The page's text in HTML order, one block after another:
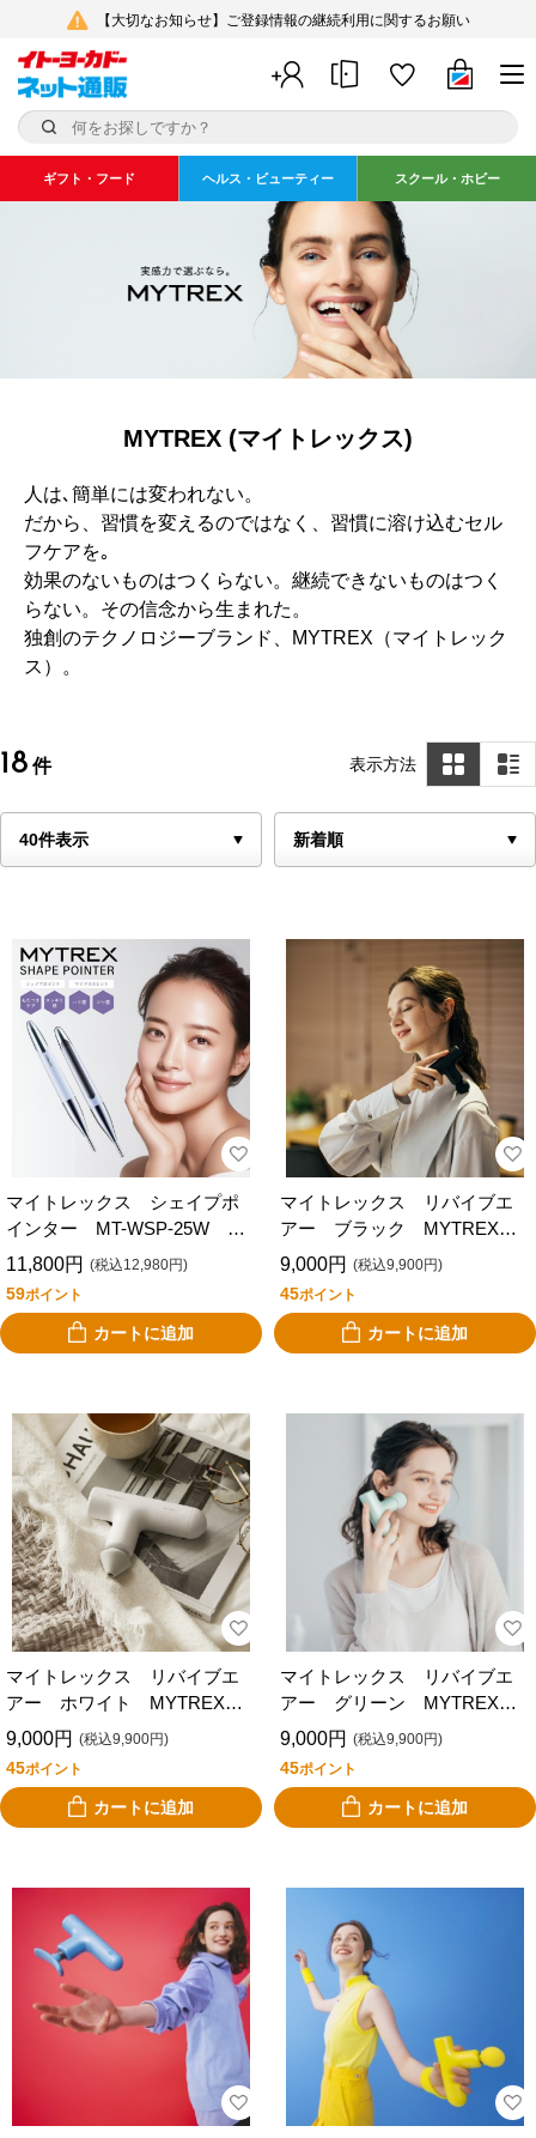
【大切なお知らせ】ご登録情報の継続利用に関するお願い
ギフト・フード ヘルス・ビューティー スクール・ホビー
MYTREX (マイトレックス)
人は､簡単には変われない。
だから、習慣を変えるのではなく、習慣に溶け込むセル
フケアを｡
効果のないものはつくらない。継続できないものはつく
らない。その信念から生まれた。
独創のテクノロジーブランド、MYTREX（マイトレック
ス）。
18 件 表示方法
マイトレックス シェイプポ
インター MT-WSP-25W
MYTREX SHAPE POINTER
11,800円 (税込12,980円)
59ポイント
カートに追加
マイトレックス リバイブエ
アー ブラック MYTREX
REBIVE AIR MT-RBA-22B
9,000円 (税込9,900円)
45ポイント
カートに追加
マイトレックス リバイブエ
アー ホワイト MYTREX
REBIVE AIR MT-RBA-22W
9,000円 (税込9,900円)
45ポイント
カートに追加
マイトレックス リバイブエ
アー グリーン MYTREX
REBIVE AIR MT-RBA-22G
9,000円 (税込9,900円)
45ポイント
カートに追加